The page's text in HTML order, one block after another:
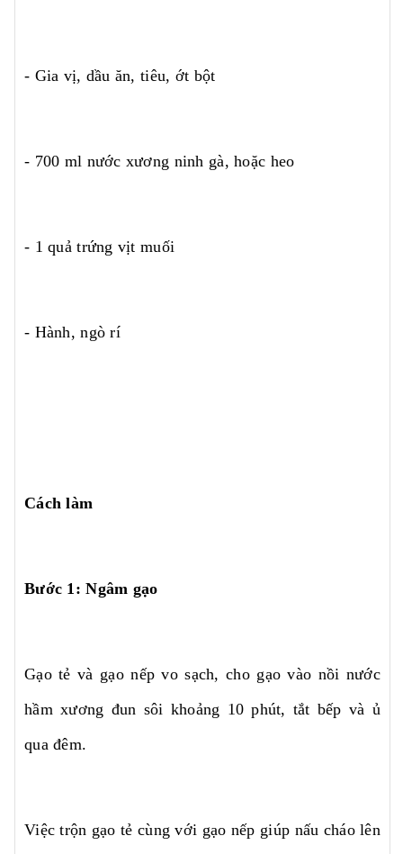
- Gia vị, dầu ăn, tiêu, ớt bột
- 700 ml nước xương ninh gà, hoặc heo
- 1 quả trứng vịt muối
- Hành, ngò rí
Cách làm
Bước 1: Ngâm gạo
Gạo tẻ và gạo nếp vo sạch, cho gạo vào nồi nước
hầm xương đun sôi khoảng 10 phút, tắt bếp và ủ
qua đêm.
Việc trộn gạo tẻ cùng với gạo nếp giúp nấu cháo lên